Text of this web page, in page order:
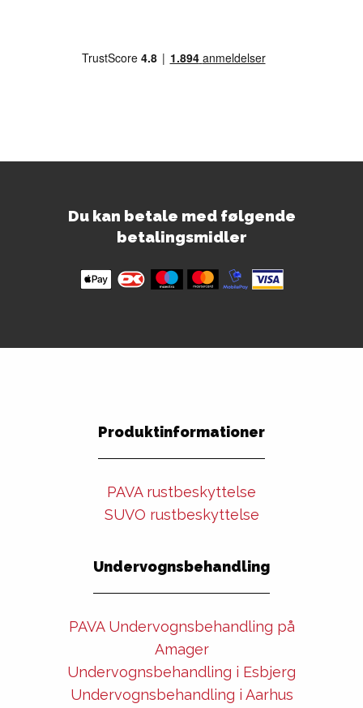
Du kan betale med følgende
betalingsmidler
Produktinformationer
PAVA rustbeskyttelse
SUVO rustbeskyttelse
Undervognsbehandling
PAVA Undervognsbehandling på
Amager
Undervognsbehandling i Esbjerg
Undervognsbehandling i Aarhus